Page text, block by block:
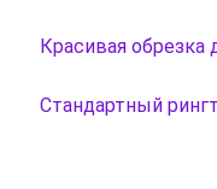
Красивая обрезка
Стандартный